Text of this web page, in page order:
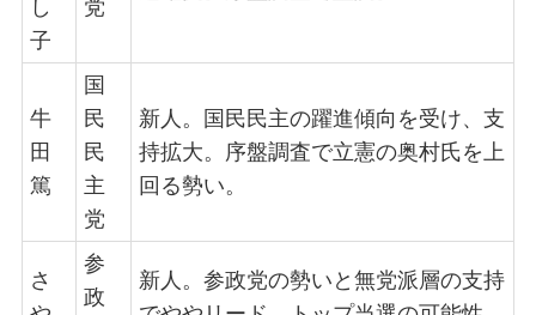
し
子
党
牛
田
篤
国
民
民
主
党
新人。国民民主の躍進傾向を受け、支
持拡大。序盤調査で立憲の奥村氏を上
回る勢い。
さ
参
政
新人。参政党の勢いと無党派層の支持